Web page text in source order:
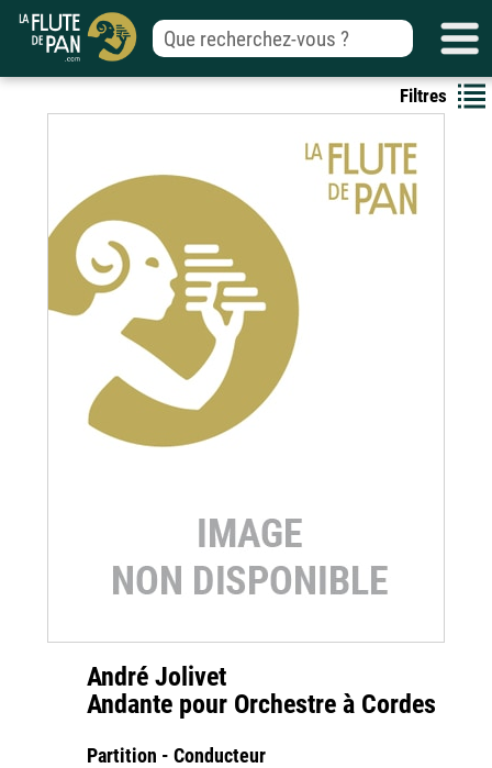
Filtres
André Jolivet
Andante pour Orchestre à Cordes
Partition - Conducteur